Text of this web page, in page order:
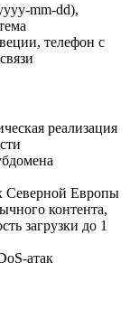
mm-dd),
телефон с
реализация
Северной Европы
контента,
загрузки до 1
атак